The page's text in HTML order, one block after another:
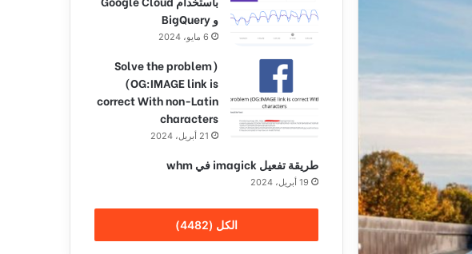
و BigQuery
6 مايو، 2024
(Solve the problem
(OG:IMAGE link is
correct With non-Latin
characters
21 أبريل، 2024
طريقة تفعيل imagick في whm
19 أبريل، 2024
الكل (4482)